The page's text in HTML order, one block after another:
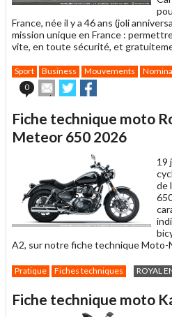
France, née il y a 46 ans (joli
mission unique en France :
vite, en toute sécurité, et
Sport Business Mouvements
0
Envoyer
cet
à
un
ami
Partager
sur sur
Fiche technique moto
Meteor 650 2026
19
de
A2, sur notre fiche technique Moto-
Pratique Fiches techniques ROYAL
Fiche technique moto